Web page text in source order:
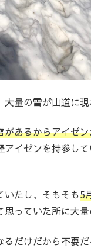
大量の雪が山道に
があるからアイゼ
アイゼンを持参し
いたし、そもそも5
っていた所に大量
るだけだから不要